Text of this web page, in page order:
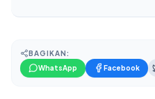
BAGIKAN:
WhatsApp
Facebook